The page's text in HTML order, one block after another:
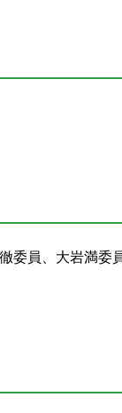
委員、大岩満